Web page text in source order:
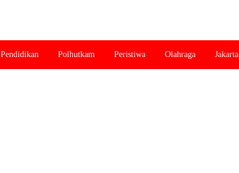
Pendidikan Polhutkam Peristiwa Olahraga Jakarta